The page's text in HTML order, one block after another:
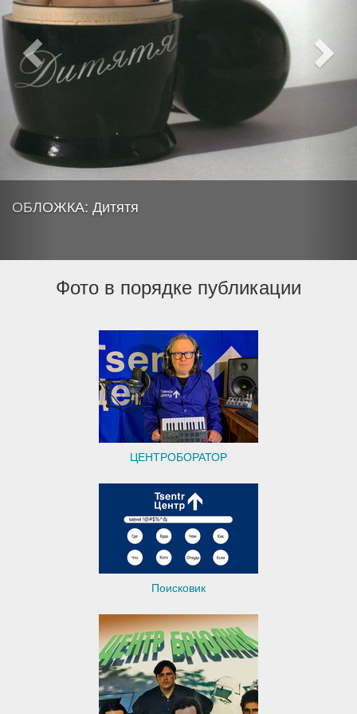
ОБЛОЖКА: Дитятя
Фото в порядке публикации
ЦЕНТРОБОРАТОР
Поисковик